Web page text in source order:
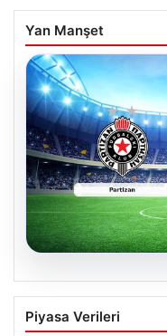
Yan Manşet
06.08.2026
CANLI |
Maç Anlatımı
Piyasa Verileri